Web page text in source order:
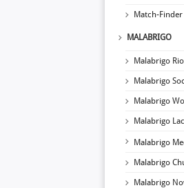
Match-Finder
MALABRIGO
Malabrigo
Malabrigo
Malabrigo
Malabrigo
Malabrigo
Malabrigo
Malabrigo